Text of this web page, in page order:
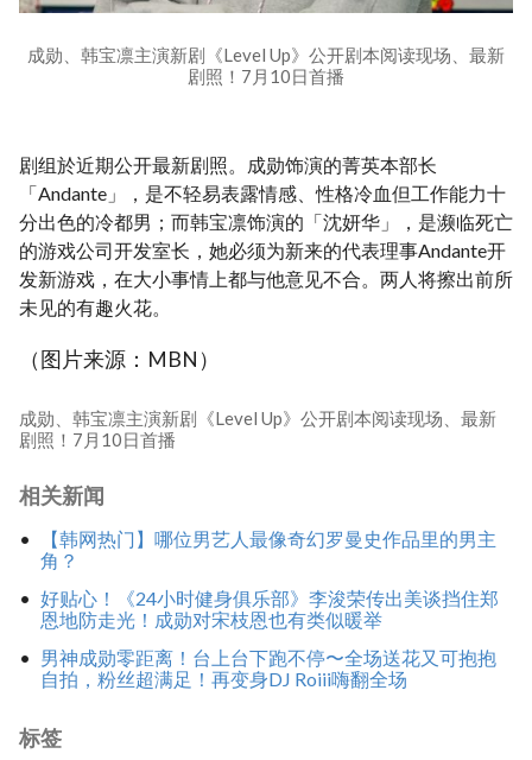
成勋、韩宝凛主演新剧《Level Up》公开剧本阅读现场、最新
剧照！7月10日首播
剧组於近期公开最新剧照。成勋饰演的菁英本部长
「Andante」，是不轻易表露情感、性格冷血但工作能力十
分出色的冷都男；而韩宝凛饰演的「沈妍华」，是濒临死亡
的游戏公司开发室长，她必须为新来的代表理事Andante开
发新游戏，在大小事情上都与他意见不合。两人将擦出前所
未见的有趣火花。
（图片来源：MBN）
成勋、韩宝凛主演新剧《Level Up》公开剧本阅读现场、最新
剧照！7月10日首播
相关新闻
【韩网热门】哪位男艺人最像奇幻罗曼史作品里的男主
角？
好贴心！《24小时健身俱乐部》李浚荣传出美谈挡住郑
恩地防走光！成勋对宋枝恩也有类似暖举
男神成勋零距离！台上台下跑不停〜全场送花又可抱抱
自拍，粉丝超满足！再变身DJ Roiii嗨翻全场
标签